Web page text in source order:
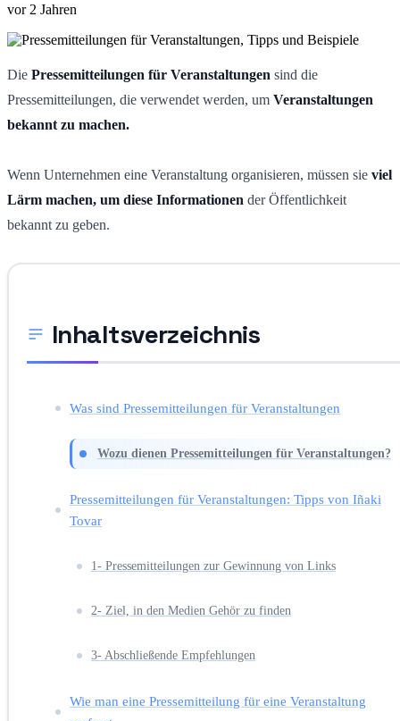
vor 2 Jahren
Die Pressemitteilungen für Veranstaltungen sind die
Pressemitteilungen, die verwendet werden, um Veranstaltungen
bekannt zu machen.
Wenn Unternehmen eine Veranstaltung organisieren, müssen sie viel
Lärm machen, um diese Informationen der Öffentlichkeit
bekannt zu geben.
Inhaltsverzeichnis
Was sind Pressemitteilungen für Veranstaltungen
Wozu dienen Pressemitteilungen für Veranstaltungen?
Pressemitteilungen für Veranstaltungen: Tipps von Iñaki
Tovar
1- Pressemitteilungen zur Gewinnung von Links
2- Ziel, in den Medien Gehör zu finden
3- Abschließende Empfehlungen
Wie man eine Pressemitteilung für eine Veranstaltung